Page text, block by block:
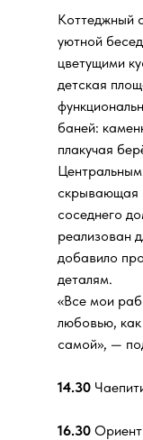
Коттеджный
уютной
цветущими
детская
баней:
плакучая
скрывающая
соседнего
реализован
добавило
деталям.
«Все мои
любовью,
самой», —
14.30
16.30